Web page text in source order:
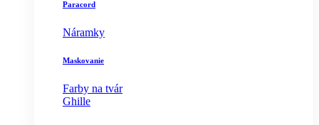
Paracord
Náramky
Maskovanie
Farby na tvár
Ghille